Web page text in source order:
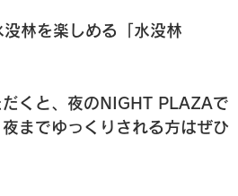
林を楽しめる「水没林
くと、夜のNIGHT PLAZAで
までゆっくりされる方はぜひ